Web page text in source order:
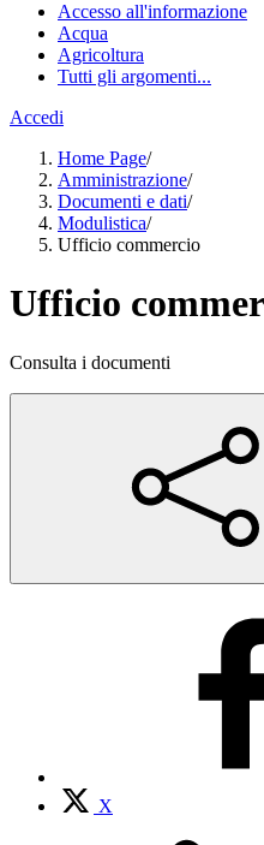
Accesso all'informazione
Acqua
Agricoltura
Tutti gli argomenti...
Accedi
Home Page/
Amministrazione/
Documenti e dati/
Modulistica/
Ufficio commercio
Ufficio
Consulta i documenti
X